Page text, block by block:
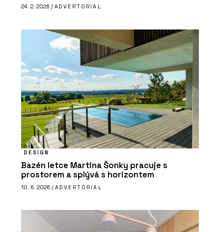
24. 2. 2026 / ADVERTORIAL
DESIGN
Bazén letce Martina Šonky pracuje s
prostorem a splývá s horizontem
10. 6. 2026 / ADVERTORIAL